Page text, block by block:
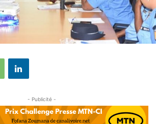
- Publicité -